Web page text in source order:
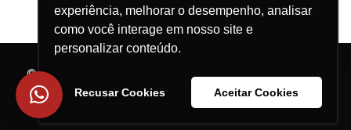
experiência, melhorar o desempenho, analisar
como você interage em nosso site e
personalizar conteúdo.
Recusar Cookies Aceitar Cookies
© 2025 Engrenar Jr. | Rod. Washington Luís, km
235, São Carlos/SP – CEP: 13.565-905 | CNPJ:
15.659.925/0001-16